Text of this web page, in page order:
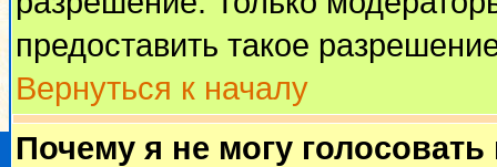
предоставить такое
Вернуться к началу
Почему я не могу